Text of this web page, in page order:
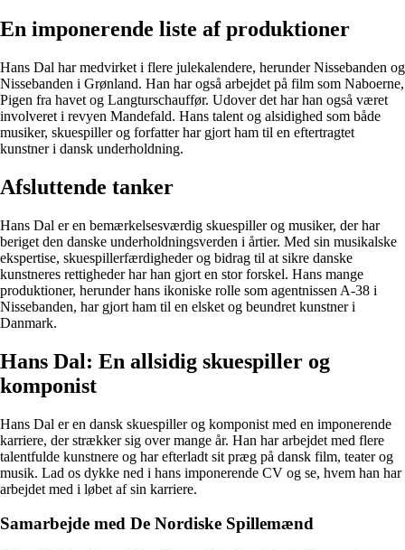
En imponerende liste af produktioner
Hans Dal har medvirket i flere julekalendere, herunder Nissebanden og
Nissebanden i Grønland. Han har også arbejdet på film som Naboerne,
Pigen fra havet og Langturschauffør. Udover det har han også været
involveret i revyen Mandefald. Hans talent og alsidighed som både
musiker, skuespiller og forfatter har gjort ham til en eftertragtet
kunstner i dansk underholdning.
Afsluttende tanker
Hans Dal er en bemærkelsesværdig skuespiller og musiker, der har
beriget den danske underholdningsverden i årtier. Med sin musikalske
ekspertise, skuespillerfærdigheder og bidrag til at sikre danske
kunstneres rettigheder har han gjort en stor forskel. Hans mange
produktioner, herunder hans ikoniske rolle som agentnissen A-38 i
Nissebanden, har gjort ham til en elsket og beundret kunstner i
Danmark.
Hans Dal: En allsidig skuespiller og
komponist
Hans Dal er en dansk skuespiller og komponist med en imponerende
karriere, der strækker sig over mange år. Han har arbejdet med flere
talentfulde kunstnere og har efterladt sit præg på dansk film, teater og
musik. Lad os dykke ned i hans imponerende CV og se, hvem han har
arbejdet med i løbet af sin karriere.
Samarbejde med De Nordiske Spillemænd